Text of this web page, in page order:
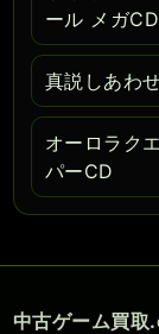
ール メガCD
真説しあわ
オーロラク
パーCD
中古ゲーム買取